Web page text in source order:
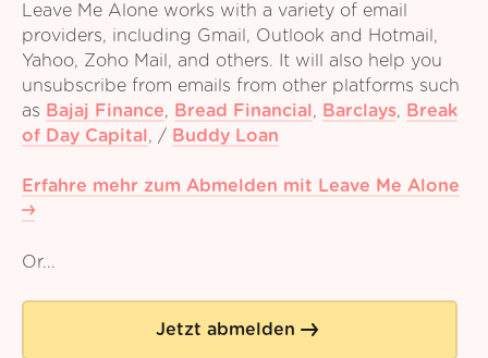
Leave Me Alone works with a variety of email
providers, including Gmail, Outlook and Hotmail,
Yahoo, Zoho Mail, and others. It will also help you
unsubscribe from emails from other platforms such
as Bajaj Finance, Bread Financial , Barclays, Break
of Day Capital , / Buddy Loan
Erfahre mehr zum Abmelden mit Leave Me Alone
Or...
Jetzt abmelden